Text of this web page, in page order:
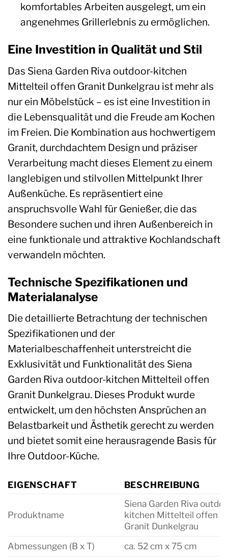
komfortables Arbeiten ausgelegt, um ein
angenehmes Grillerlebnis zu ermöglichen.
Eine Investition in Qualität und Stil
Das Siena Garden Riva outdoor-kitchen
Mittelteil offen Granit Dunkelgrau ist mehr als
nur ein Möbelstück – es ist eine Investition in
die Lebensqualität und die Freude am Kochen
im Freien. Die Kombination aus hochwertigem
Granit, durchdachtem Design und präziser
Verarbeitung macht dieses Element zu einem
langlebigen und stilvollen Mittelpunkt Ihrer
Außenküche. Es repräsentiert eine
anspruchsvolle Wahl für Genießer, die das
Besondere suchen und ihren Außenbereich in
eine funktionale und attraktive Kochlandschaft
verwandeln möchten.
Technische Spezifikationen und
Materialanalyse
Die detaillierte Betrachtung der technischen
Spezifikationen und der
Materialbeschaffenheit unterstreicht die
Exklusivität und Funktionalität des Siena
Garden Riva outdoor-kitchen Mittelteil offen
Granit Dunkelgrau. Dieses Produkt wurde
entwickelt, um den höchsten Ansprüchen an
Belastbarkeit und Ästhetik gerecht zu werden
und bietet somit eine herausragende Basis für
Ihre Outdoor-Küche.
EIGENSCHAFT BESCHREIBUNG
Produktname
Siena Garden Riva
kitchen Mittelteil offen
Granit Dunkelgrau
Abmessungen (B x T)
ca. 52 cm x 75 cm